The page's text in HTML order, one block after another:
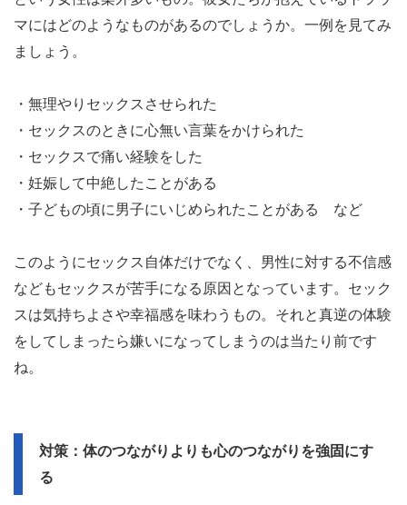
マにはどのようなものがあるのでしょうか。一例を見てみ
ましょう。
・無理やりセックスさせられた
・セックスのときに心無い言葉をかけられた
・セックスで痛い経験をした
・妊娠して中絶したことがある
・子どもの頃に男子にいじめられたことがある など
このようにセックス自体だけでなく、男性に対する不信感
などもセックスが苦手になる原因となっています。セック
スは気持ちよさや幸福感を味わうもの。それと真逆の体験
をしてしまったら嫌いになってしまうのは当たり前です
ね。
対策：体のつながりよりも心のつながりを強固にす
る